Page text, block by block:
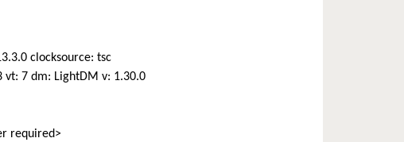
clocksource: tsc
vt: 7 dm: LightDM v: 1.30.0
required>